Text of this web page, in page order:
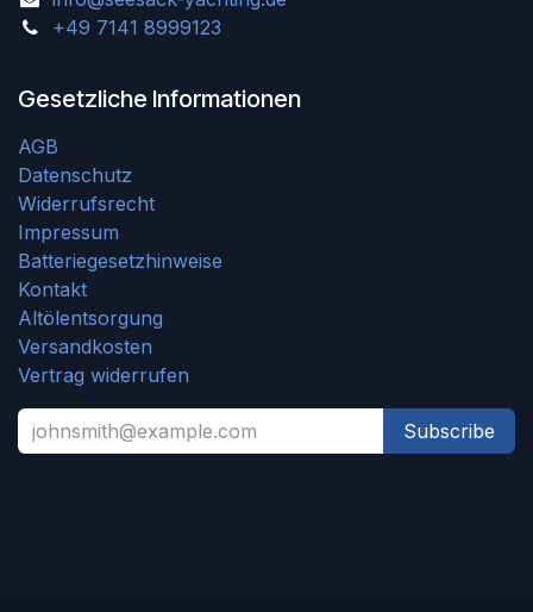
+49 7141 8999123
Gesetzliche Informationen
AGB
Datenschutz
Widerrufsrecht
Impressum
Batteriegesetzhinweise
Kontakt
Altölentsorgung
Versandkosten
Vertrag widerrufen
Subscribe